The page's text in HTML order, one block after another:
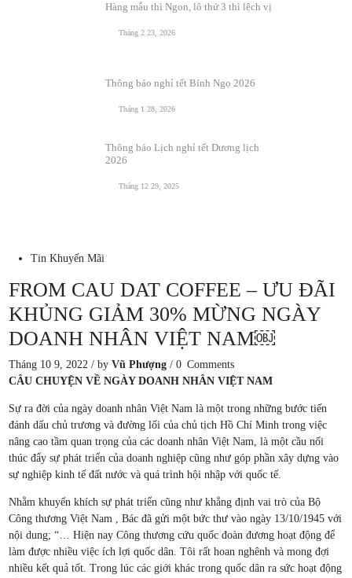
Hàng mẫu thì Ngon, lô thứ 3 thì lệch vị
Tháng 2 23, 2026
Thông báo nghỉ tết Bính Ngọ 2026
Tháng 1 28, 2026
Thông báo Lịch nghỉ tết Dương lịch
2026
Tháng 12 29, 2025
Tin Khuyến Mãi
FROM CAU DAT COFFEE – ƯU ĐÃI
KHỦNG GIẢM 30% MỪNG NGÀY
DOANH NHÂN VIỆT NAM￼
Tháng 10 9, 2022 / by Vũ Phượng / 0 Comments
CÂU CHUYỆN VỀ NGÀY DOANH NHÂN VIỆT NAM
Sự ra đời của ngày doanh nhân Việt Nam là một trong những bước tiến
đánh dấu chủ trương và đường lối của chủ tịch Hồ Chí Minh trong việc
nâng cao tầm quan trọng của các doanh nhân Việt Nam, là một cầu nối
thúc đẩy sự phát triển của doanh nghiệp cũng như góp phần xây dựng vào
sự nghiệp kinh tế đất nước và quá trình hội nhập với quốc tế.
Nhằm khuyến khích sự phát triển cũng như khẳng định vai trò của Bộ
Công thương Việt Nam , Bác đã gửi một bức thư vào ngày 13/10/1945 với
nội dung; “… Hiện nay Công thương cứu quốc đoàn đương hoạt động để
làm được nhiều việc ích lợi quốc dân. Tôi rất hoan nghênh và mong đợi
nhiều kết quả tốt. Trong lúc các giới khác trong quốc dân ra sức hoạt động